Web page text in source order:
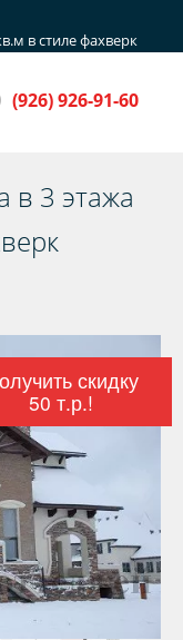
в стиле фахверк
(926) 926-91-60
в 3 этажа
скидку
50 т.р.!